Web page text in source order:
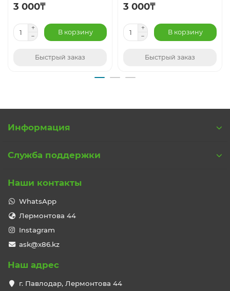
3 000₸
В корзину
Быстрый заказ
3 000₸
В корзину
Быстрый заказ
Информация
Служба поддержки
Наши контакты
WhatsApp
Лермонтова 44
Instagram
ask@x86.kz
Наш адрес
г. Павлодар, Лермонтова 44